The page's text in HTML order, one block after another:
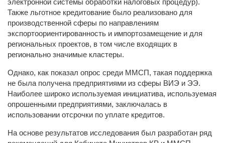
Также льготное кредитование было реализовано для
производственной сферы по направлениям
экспортоориентированность и импортозамещение и для
региональных проектов, в том числе входящих в
регионально значимые кластеры.
Однако, как показал опрос среди ММСП, такая поддержка
не была получена предприятиями из сферы ВИЭ и ЭЭ.
Наиболее широко используемая инициатива, используемая
опрошенными предприятиями, заключалась в
использовании отсрочки по уплате кредитов.
На основе результатов исследования был разработан ряд